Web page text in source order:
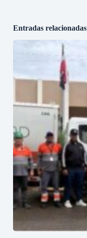
Entradas relacionadas